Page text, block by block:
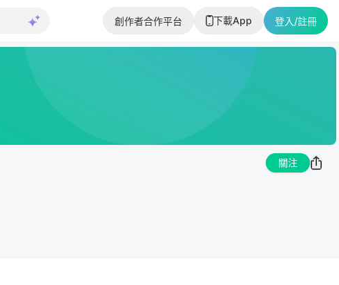
創作者合作平台 下載App 登入/註冊
關注